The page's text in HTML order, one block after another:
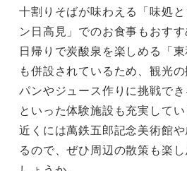
十割りそばが味わえる「味処
ン日高見」でのお食事もおすす
日帰りで炭酸泉を楽しめる「
も併設されているため、観光
パンやジュース作りに挑戦でき
といった体験施設も充実してい
近くには萬鉄五郎記念美術館
るので、ぜひ周辺の散策も楽